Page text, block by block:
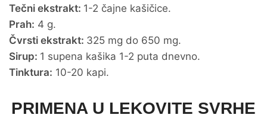
Tečni ekstrakt: 1-2 čajne kašičice.
Prah: 4 g.
Čvrsti ekstrakt: 325 mg do 650 mg.
Sirup: 1 supena kašika 1-2 puta dnevno.
Tinktura: 10-20 kapi.
PRIMENA U LEKOVITE SVRHE